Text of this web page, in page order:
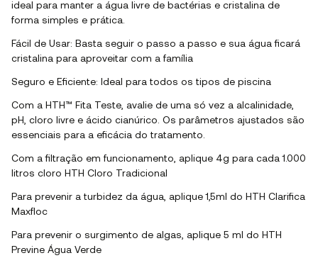
ideal para manter a água livre de bactérias e cristalina de
forma simples e prática.
Fácil de Usar: Basta seguir o passo a passo e sua água ficará
cristalina para aproveitar com a família
Seguro e Eficiente: Ideal para todos os tipos de piscina
Com a HTH™ Fita Teste, avalie de uma só vez a alcalinidade,
pH, cloro livre e ácido cianúrico. Os parâmetros ajustados são
essenciais para a eficácia do tratamento.
Com a filtração em funcionamento, aplique 4g para cada 1.000
litros cloro HTH Cloro Tradicional
Para prevenir a turbidez da água, aplique 1,5ml do HTH Clarifica
Maxfloc
Para prevenir o surgimento de algas, aplique 5 ml do HTH
Previne Água Verde